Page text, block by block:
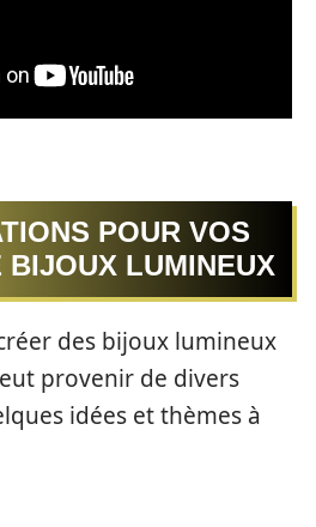
POUR VOS
BIJOUX LUMINEUX
des bijoux lumineux
provenir de divers
idées et thèmes à